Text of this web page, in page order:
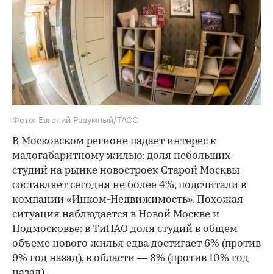
Фото: Евгений Разумный/ТАСС
В Московском регионе падает интерес к
малогабаритному жилью: доля небольших
студий на рынке новостроек Старой Москвы
составляет сегодня не более 4%, подсчитали в
компании «Инком-Недвижимость». Похожая
ситуация наблюдается в Новой Москве и
Подмосковье: в ТиНАО доля студий в общем
объеме нового жилья едва достигает 6% (против
9% год назад), в области — 8% (против 10% год